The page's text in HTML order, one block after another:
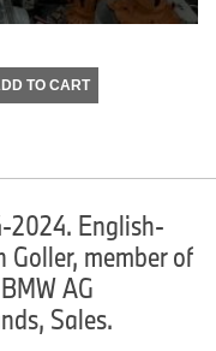
TO CART
2024. English-
member of
AG
Sales.